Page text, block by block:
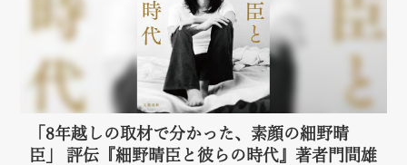
「8年越しの取材で分かった、素顔の細野晴
臣」 評伝『細野晴臣と彼らの時代』著者門間雄